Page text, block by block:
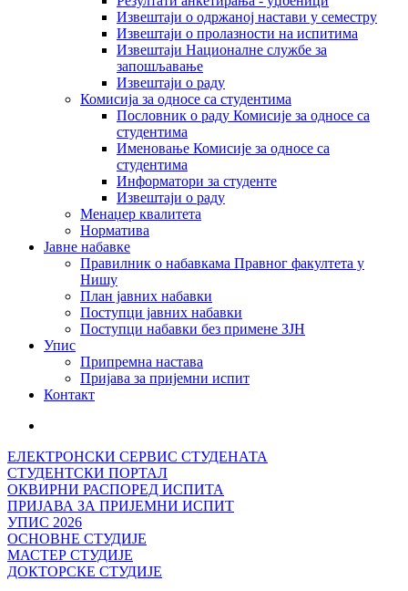
Извештаји о одржаној настави у семестру
Извештаји о пролазности на испитима
Извештаји Националне службе за
запошљавање
Извештаји о раду
Комисија за односе са студентима
Пословник о раду Комисије за односе са
студентима
Именовање Комисије за односе са
студентима
Информатори за студенте
Извештаји о раду
Менаџер квалитета
Норматива
Јавне набавке
Правилник о набавкама Правног факултета у
Нишу
План јавних набавки
Поступци јавних набавки
Поступци набавки без примене ЗЈН
Упис
Припремна настава
Пријава за пријемни испит
Контакт
ЕЛЕКТРОНСКИ СЕРВИС СТУДЕНАТА
СТУДЕНТСКИ ПОРТАЛ
ОКВИРНИ РАСПОРЕД ИСПИТА
ПРИЈАВА ЗА ПРИЈЕМНИ ИСПИТ
УПИС 2026
ОСНОВНЕ СТУДИЈЕ
МАСТЕР СТУДИЈЕ
ДОКТОРСКЕ СТУДИЈЕ